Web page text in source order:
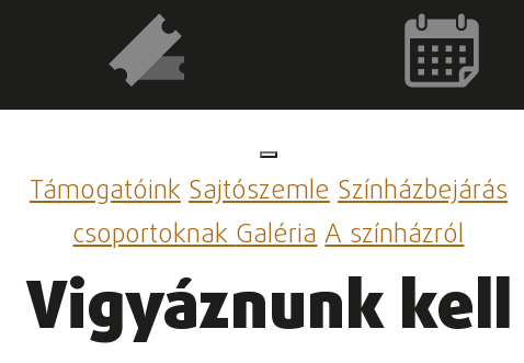
TámogatóinkSajtószemleSzínházbejárás
csoportoknakGalériaA színházról
Vigyáznunk